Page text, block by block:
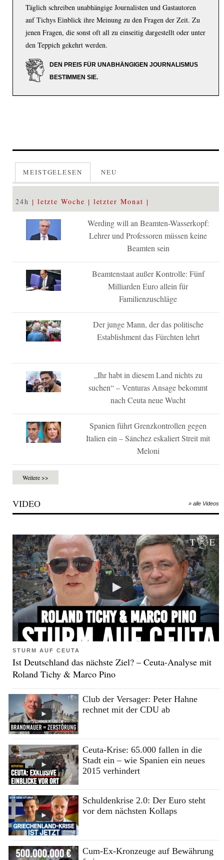
Täglich schreiben unabhängige Journalisten und Gastautoren
auf Tichys Einblick ihre Meinung zu den Fragen der Zeit. Zu
jenen Fragen, die sonst oft all zu einseitig dargestellt oder unter
den Teppich gekehrt werden.
DEN PREIS FÜR UNABHÄNGIGEN JOURNALISMUS
BESTIMMEN SIE.
MEISTGELESEN NEU
24h letzte Woche letzter Monat
Werding will an Beamten-Wasserkopf:
Lehrer und Professoren müssen keine
Beamten sein
Beamtenstaat außer Kontrolle: Fünf
Milliarden Euro allein für
Familienzuschläge
Der junge Mann, der das politische
Establishment das Fürchten lehrt
„Ihr habt in diesem Land nichts zu
suchen“ – Venturas Ansage bekommt
nach Ceuta neue Wucht
Spanien führt Grenzkontrollen gegen
Italien ein – Sánchez eskaliert Streit mit
Meloni
Weitere >>
VIDEO » alle Videos
STURM AUF CEUTA
Ist Deutschland das nächste Ziel? – Ceuta-Analyse mit
Roland Tichy & Marco Pino
Club der Versager: Peter Hahne
rechnet mit der CDU ab
Ceuta-Krise: 65.000 fallen in die
Stadt ein – wie Spanien ein neues
2015 verhindert
Schuldenkrise 2.0: Der Euro steht
vor dem nächsten Kollaps
Cum-Ex-Kronzeuge auf Bewährung